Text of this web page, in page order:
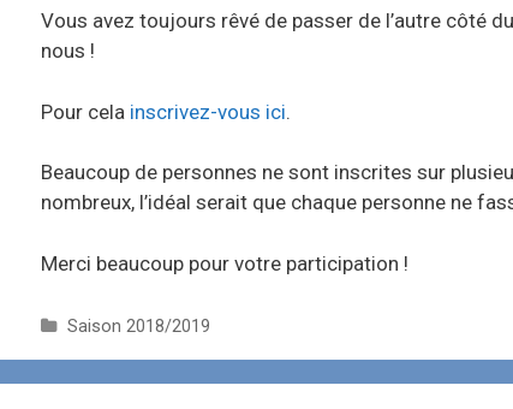
Vous avez toujours rêvé de passer de l’autre côté
nous !
Pour cela inscrivez-vous ici.
Beaucoup de personnes ne sont inscrites sur
nombreux, l’idéal serait que chaque personne ne
Merci beaucoup pour votre participation !
C
Saison 2018/2019